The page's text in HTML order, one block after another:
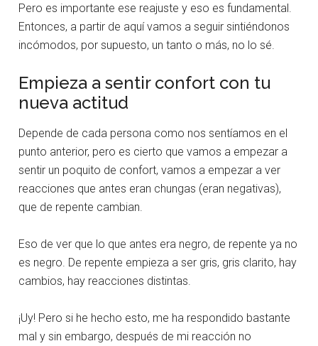
Pero es importante ese reajuste y eso es fundamental.
Entonces, a partir de aquí vamos a seguir sintiéndonos
incómodos, por supuesto, un tanto o más, no lo sé.
Empieza a sentir confort con tu
nueva actitud
Depende de cada persona como nos sentíamos en el
punto anterior, pero es cierto que vamos a empezar a
sentir un poquito de confort, vamos a empezar a ver
reacciones que antes eran chungas (eran negativas),
que de repente cambian.
Eso de ver que lo que antes era negro, de repente ya no
es negro. De repente empieza a ser gris, gris clarito, hay
cambios, hay reacciones distintas.
¡Uy! Pero si he hecho esto, me ha respondido bastante
mal y sin embargo, después de mi reacción no